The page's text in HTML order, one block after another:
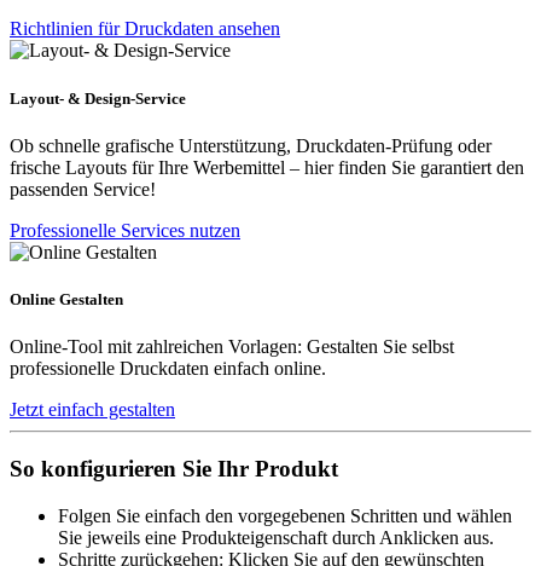
Richtlinien für Druckdaten ansehen
Layout- & Design-Service
Ob schnelle grafische Unterstützung, Druckdaten-Prüfung oder
frische Layouts für Ihre Werbemittel – hier finden Sie garantiert den
passenden Service!
Professionelle Services nutzen
Online Gestalten
Online-Tool mit zahlreichen Vorlagen: Gestalten Sie selbst
professionelle Druckdaten einfach online.
Jetzt einfach gestalten
So konfigurieren Sie Ihr Produkt
Folgen Sie einfach den vorgegebenen Schritten und wählen
Sie jeweils eine Produkteigenschaft durch Anklicken aus.
Schritte zurückgehen: Klicken Sie auf den gewünschten